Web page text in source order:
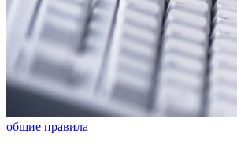
общие правила